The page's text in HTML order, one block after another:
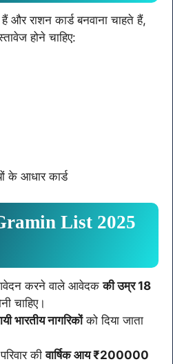
और राशन कार्ड बनवाना चाहते हैं,
होने चाहिए:
के आधार कार्ड
List 2025
करने वाले आवेदककी उम्र 18
चाहिए।
भारतीय नागरिकोंको दिया जाता
कीवार्षिक आय ₹200000